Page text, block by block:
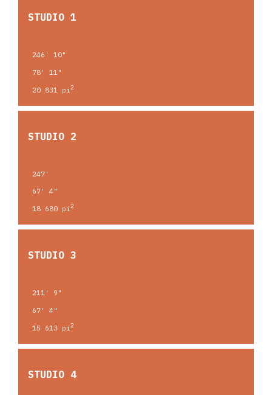
STUDIO 1
246' 10"
78' 11"
20 831 pi 2
STUDIO 2
247'
67' 4"
18 680 pi2
STUDIO 3
211' 9"
67' 4"
15 613 pi 2
STUDIO 4